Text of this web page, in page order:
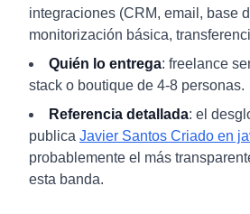
integraciones (CRM, email, base
monitorización básica,
Quién lo entrega: freelance
stack o boutique de 4-8 personas.
Referencia detallada: el
publica Javier Santos Criado en
probablemente el más
esta banda.